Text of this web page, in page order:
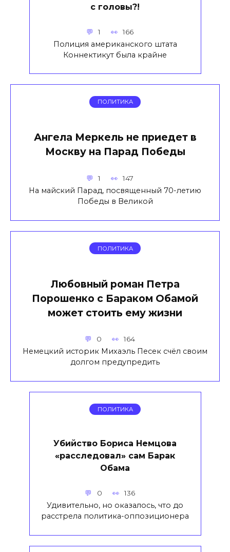
с головы?!
1 166
Полиция американского штата
Коннектикут была крайне
ПОЛИТИКА
Ангела Меркель не приедет в
Москву на Парад Победы
1 147
На майский Парад, посвященный 70-летию
Победы в Великой
ПОЛИТИКА
Любовный роман Петра
Порошенко с Бараком Обамой
может стоить ему жизни
0 164
Немецкий историк Михаэль Песек счёл своим
долгом предупредить
ПОЛИТИКА
Убийство Бориса Немцова
«расследовал» сам Барак
Обама
0 136
Удивительно, но оказалось, что до
расстрела политика-оппозиционера